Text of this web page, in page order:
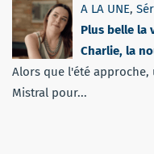
A LA UNE,
Plus belle la
Charlie, la
Alors que l'été approche,
Mistral pour...